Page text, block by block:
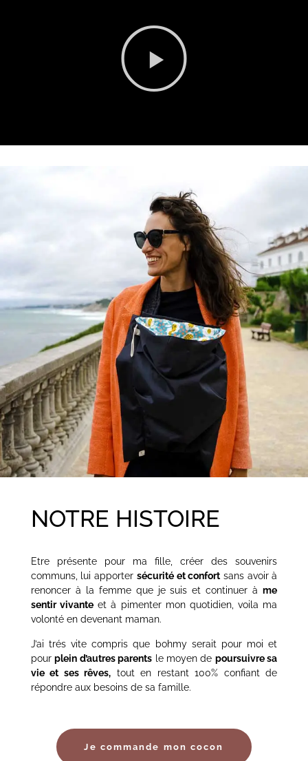
NOTRE HISTOIRE
Etre présente pour ma fille, créer des souvenirs
communs, lui apporter sécurité et confort sans avoir à
renoncer à la femme que je suis et continuer àme
sentir vivanteet à pimenter mon quotidien, voila ma
volonté en devenant maman.
J’ai trés vite compris que bohmy serait pour moi et
pourplein d’autres parents le moyen de poursuivre sa
vie et ses rêves, tout en restant 100% confiant de
répondre aux besoins de sa famille.
Je commande mon cocon